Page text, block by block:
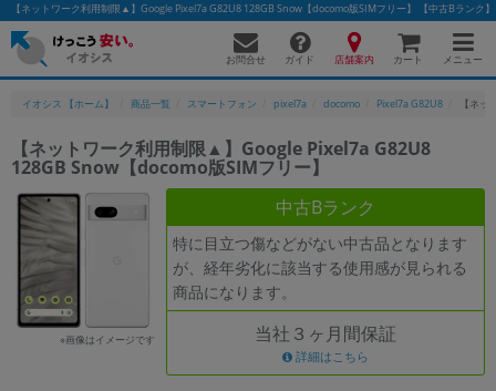
【ネットワーク利用制限▲】Google Pixel7a G82U8 128GB Snow【docomo版SIMフリー】 【中古Bランク
お問合せ ガイド 店舗案内 カート メニュー
イオシス 【ホーム】 商品一覧 スマートフォン pixel7a docomo Pixel7a G82U8 【ネ
【ネットワーク利用制限▲】Google Pixel7a G82U8
128GB Snow【docomo版SIMフリー】
※画像はイメージです
中古Bランク
特に目立つ傷などがない中古品となります
が、経年劣化に該当する使用感が見られる
商品になります。
当社３ヶ月間保証
詳細はこちら
かんたんパソコン検索に切り替える
フリーワード
除外ワード
人気の検索ワード： Let's note